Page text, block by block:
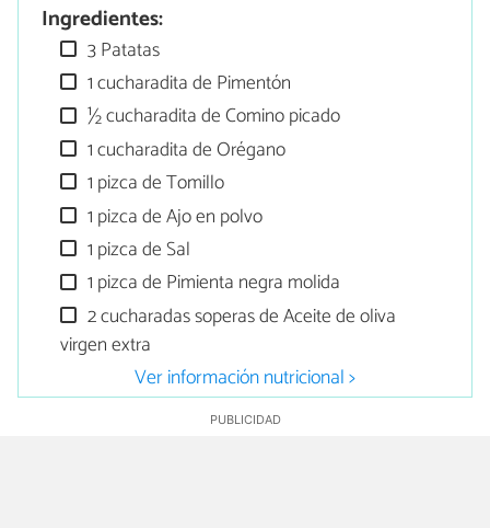
Ingredientes:
3 Patatas
1 cucharadita de Pimentón
½ cucharadita de Comino picado
1 cucharadita de Orégano
1 pizca de Tomillo
1 pizca de Ajo en polvo
1 pizca de Sal
1 pizca de Pimienta negra molida
2 cucharadas soperas de Aceite de oliva
virgen extra
Ver información nutricional >